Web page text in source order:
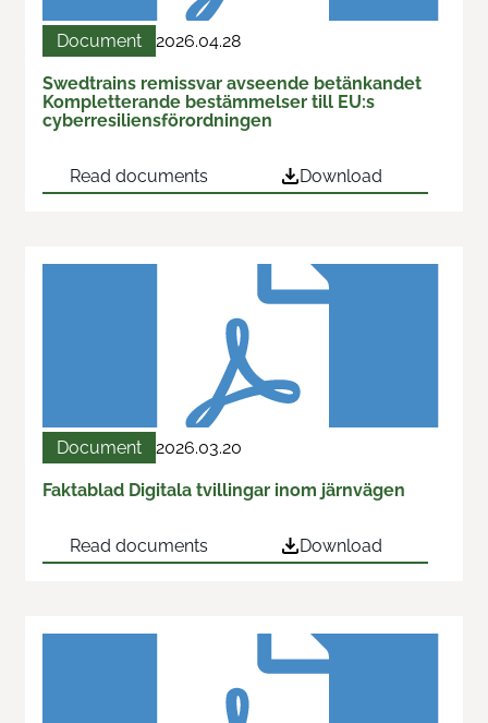
Train & Rail
Swedtrain's graduation prize
Open board meetings
About us
Focus groups
Contact us
Document 2026.04.28
Swedtrains remissvar avseende betänkandet
Kompletterande bestämmelser till EU:s
cyberresiliensförordningen
Read documents Download
Document 2026.03.20
Faktablad Digitala tvillingar inom järnvägen
Read documents Download